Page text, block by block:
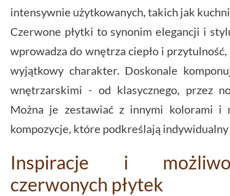
intensywnie użytkowanych, takich jak
Czerwone płytki to synonim elegancji i
wprowadza do wnętrza ciepło i
wyjątkowy charakter. Doskonale
wnętrzarskimi - od klasycznego, przez
Można je zestawiać z innymi kolorami i
kompozycje, które podkreślają
Inspiracje i
czerwonych płytek